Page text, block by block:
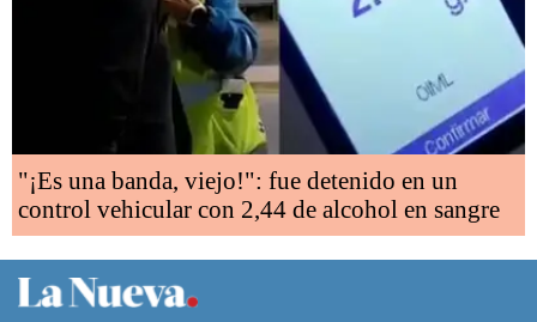
"¡Es una banda, viejo!": fue detenido en un
control vehicular con 2,44 de alcohol en sangre